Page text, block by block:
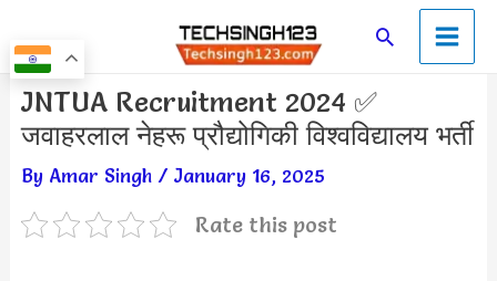
to
content
SearchMain
Menu
JNTUA Recruitment 2024 ✅
जवाहरलाल नेहरू प्रौद्योगिकी विश्वविद्यालय भर्ती
By Amar Singh / January 16, 2025
Rate this post
Post
navigation